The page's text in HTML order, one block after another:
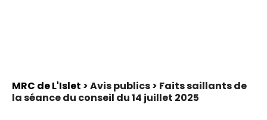
MRC de L'Islet > Avis publics > Faits saillants de
la séance du conseil du 14 juillet 2025